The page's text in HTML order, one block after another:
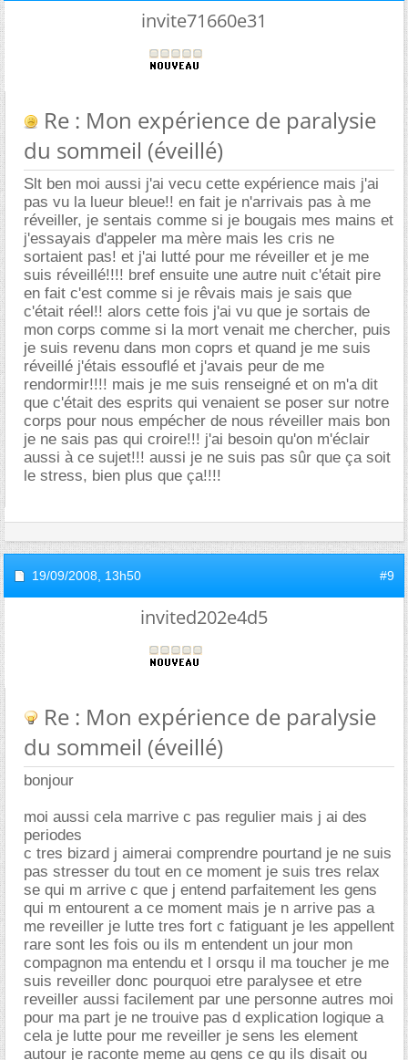
invite71660e31
Re : Mon expérience de paralysie
du sommeil (éveillé)
Slt ben moi aussi j'ai vecu cette expérience mais j'ai
pas vu la lueur bleue!! en fait je n'arrivais pas à me
réveiller, je sentais comme si je bougais mes mains et
j'essayais d'appeler ma mère mais les cris ne
sortaient pas! et j'ai lutté pour me réveiller et je me
suis réveillé!!!! bref ensuite une autre nuit c'était pire
en fait c'est comme si je rêvais mais je sais que
c'était réel!! alors cette fois j'ai vu que je sortais de
mon corps comme si la mort venait me chercher, puis
je suis revenu dans mon coprs et quand je me suis
réveillé j'étais essouflé et j'avais peur de me
rendormir!!!! mais je me suis renseigné et on m'a dit
que c'était des esprits qui venaient se poser sur notre
corps pour nous empécher de nous réveiller mais bon
je ne sais pas qui croire!!! j'ai besoin qu'on m'éclair
aussi à ce sujet!!! aussi je ne suis pas sûr que ça soit
le stress, bien plus que ça!!!!
19/09/2008, 13h50 #9
invited202e4d5
Re : Mon expérience de paralysie
du sommeil (éveillé)
bonjour
moi aussi cela marrive c pas regulier mais j ai des
periodes
c tres bizard j aimerai comprendre pourtand je ne suis
pas stresser du tout en ce moment je suis tres relax
se qui m arrive c que j entend parfaitement les gens
qui m entourent a ce moment mais je n arrive pas a
me reveiller je lutte tres fort c fatiguant je les appellent
rare sont les fois ou ils m entendent un jour mon
compagnon ma entendu et l orsqu il ma toucher je me
suis reveiller donc pourquoi etre paralysee et etre
reveiller aussi facilement par une personne autres moi
pour ma part je ne trouive pas d explication logique a
cela je lutte pour me reveiller je sens les element
autour je raconte meme au gens ce qu ils disait ou